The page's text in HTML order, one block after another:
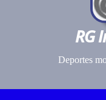
RG
Deportes